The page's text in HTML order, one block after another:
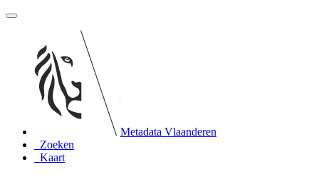
Metadata Vlaanderen
Zoeken
Kaart